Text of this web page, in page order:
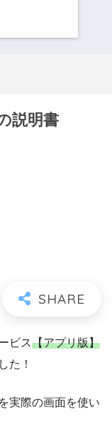
説明書
ビス【アプリ版】
た！
実際の画面を使い